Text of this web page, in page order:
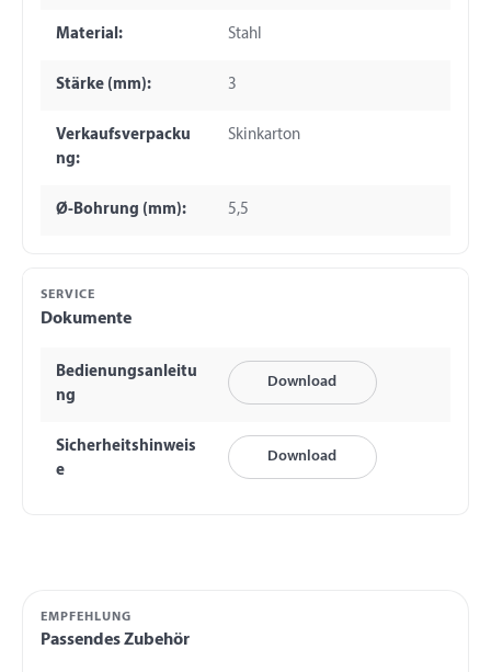
Material: Stahl
Stärke (mm): 3
Verkaufsverpacku
ng:
Skinkarton
Ø-Bohrung (mm): 5,5
SERVICE
Dokumente
Bedienungsanleitu
ng
Download
Sicherheitshinweis
e
Download
EMPFEHLUNG
Passendes Zubehör